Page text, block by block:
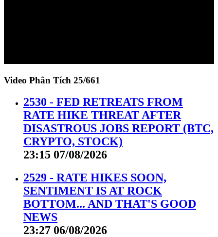
Video Phân Tích 25/661
2530 - FED RETREATS FROM
RATE HIKE THREAT AFTER
DISASTROUS JOBS REPORT (BTC,
CRYPTO, STOCK)
23:15 07/08/2026
2529 - RATE HIKES SOON,
SENTIMENT IS AT ROCK
BOTTOM... AND THAT'S GOOD
NEWS
23:27 06/08/2026